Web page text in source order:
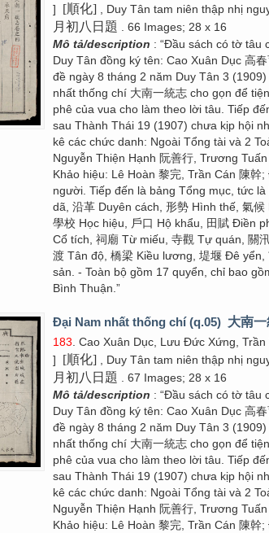
]
[順化] , Duy Tân tam niên thập nhị
月初八日題
. 66 Images; 28 x 16
Mô tả/description : “Đầu sách có tờ tâu
Duy Tân đồng ký tên: Cao Xuân Dục 高
đề ngày 8 tháng 2 năm Duy Tân 3
nhất thống chí 大南一統志 cho gọn để
phê của vua cho làm theo lời tâu. Tiếp
sau Thành Thái 19 (1907) chưa kịp hội
kê các chức danh: Ngoài Tổng tài và 2
Nguyễn Thiện Hạnh 阮善行, Trương
Khảo hiệu: Lê Hoàn 黎完, Trần Cán 陳
người. Tiếp đến là bảng Tổng mục, tức
dã, 沿革 Duyên cách, 形勢 Hình thế, 氣
學校 Học hiệu, 戶口 Hộ khẩu, 田賦 Điền
Cổ tích, 祠廟 Từ miếu, 寺觀 Tự quán, 關
渡 Tân độ, 橋梁 Kiều lương, 堤堰 Đê
sản. - Toàn bộ gồm 17 quyển, chỉ bao
Bình Thuận.”
Đại Nam nhất thống chí (q.05) 大南
183 . Cao Xuân Dục, Lưu Đức Xứng, Trần
]
[順化] , Duy Tân tam niên thập nhị
月初八日題
. 67 Images; 28 x 16
Mô tả/description : “Đầu sách có tờ tâu
Duy Tân đồng ký tên: Cao Xuân Dục 高
đề ngày 8 tháng 2 năm Duy Tân 3
nhất thống chí 大南一統志 cho gọn để
phê của vua cho làm theo lời tâu. Tiếp
sau Thành Thái 19 (1907) chưa kịp hội
kê các chức danh: Ngoài Tổng tài và 2
Nguyễn Thiện Hạnh 阮善行, Trương
Khảo hiệu: Lê Hoàn 黎完, Trần Cán 陳